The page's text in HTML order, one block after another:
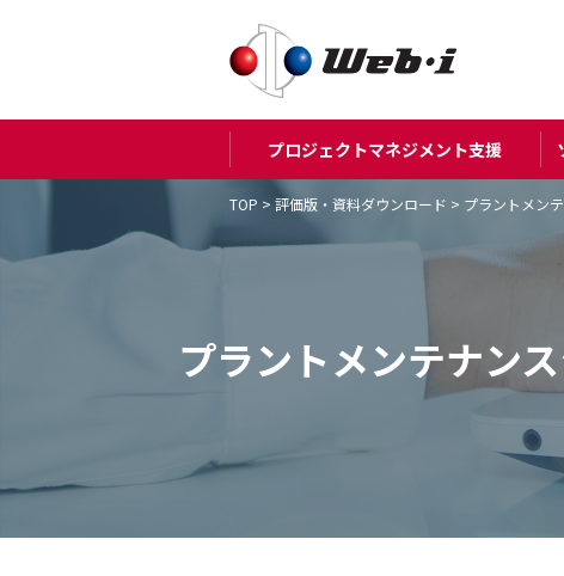
プロジェクトマネジメント支援
プラントメンテナン
TOP > 評価版・資料ダウンロード > プラントメン